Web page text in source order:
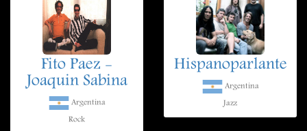
Fito Paez -
Joaquin Sabina
Argentina
Rock
Hispanoparlante
Argentina
Jazz